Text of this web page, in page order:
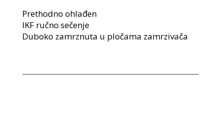
Prethodno ohlađen
IKF ručno sečenje
Duboko zamrznuta u pločama zamrzivača